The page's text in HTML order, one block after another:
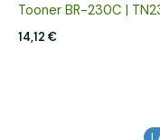
Tooner BR-230C |
14,12 €